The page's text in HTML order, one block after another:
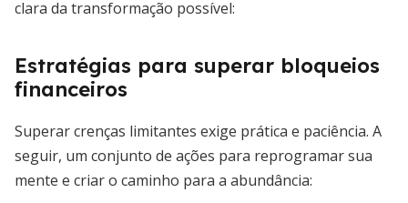
clara da transformação possível:
Estratégias para superar bloqueios
financeiros
Superar crenças limitantes exige prática e paciência. A
seguir, um conjunto de ações para reprogramar sua
mente e criar o caminho para a abundância: